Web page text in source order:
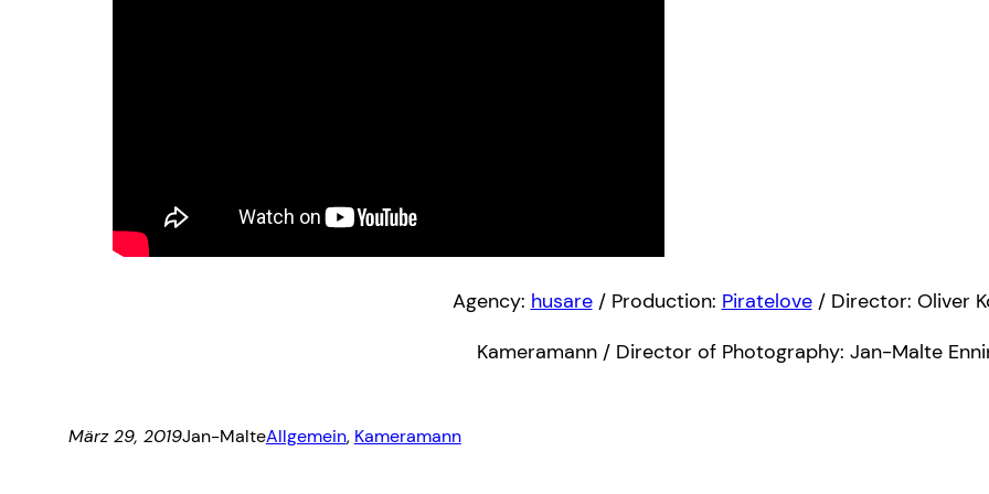
Agency: husare/ Production: Piratelove/ Director: Oliver
Kameramann / Director of Photography: Jan-Malte
März 29, 2019Jan-MalteAllgemein, Kameramann